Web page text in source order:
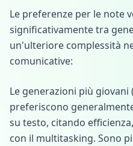
Le preferenze per le note
significativamente tra
un'ulteriore complessità
comunicative:
Le generazioni più giovani
preferiscono
su testo, citando
con il multitasking. Sono